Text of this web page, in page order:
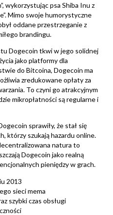
wykorzystując psa Shiba Inu z
Mimo swoje humorystyczne
oddane przestrzeganie z
brandingu.
Dogecoin tkwi w jego solidnej
jako platformy dla
do Bitcoina, Dogecoin ma
zredukowane opłaty za
To czyni go atrakcyjnym
mikropłatności są regularne i
sprawiły, że stał się
którzy szukają hazardu online.
natura to
Dogecoin jako realną
pieniędzy w grach.
2013
sieci mema
szybki czas obsługi